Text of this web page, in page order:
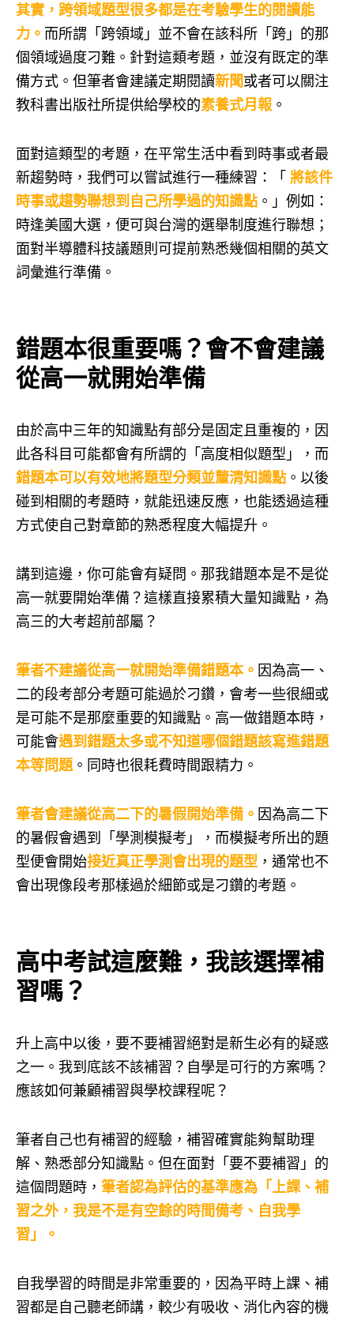
其實，跨領域題型很多都是在考驗學生的閱讀能
力。 而所謂「跨領域」並不會在該科所「跨」的那
個領域過度刁難。針對這類考題，並沒有既定的準
備方式。但筆者會建議定期閱讀新聞或者可以關注
教科書出版社所提供給學校的素養式月報 。
面對這類型的考題，在平常生活中看到時事或者最
新趨勢時，我們可以嘗試進行一種練習：「 將該件
時事或趨勢聯想到自己所學過的知識點。」例如：
時逢美國大選，便可與台灣的選舉制度進行聯想；
面對半導體科技議題則可提前熟悉幾個相關的英文
詞彙進行準備。
錯題本很重要嗎？會不會建議
從高一就開始準備
由於高中三年的知識點有部分是固定且重複的，因
此各科目可能都會有所謂的「高度相似題型」，而
錯題本可以有效地將題型分類並釐清知識點。以後
碰到相關的考題時，就能迅速反應，也能透過這種
方式使自己對章節的熟悉程度大幅提升。
講到這邊，你可能會有疑問。那我錯題本是不是從
高一就要開始準備？這樣直接累積大量知識點，為
高三的大考超前部屬？
筆者不建議從高一就開始準備錯題本。 因為高一、
二的段考部分考題可能過於刁鑽，會考一些很細或
是可能不是那麼重要的知識點。高一做錯題本時，
可能會遇到錯題太多或不知道哪個錯題該寫進錯題
本等問題 。同時也很耗費時間跟精力。
筆者會建議從高二下的暑假開始準備。 因為高二下
的暑假會遇到「學測模擬考」，而模擬考所出的題
型便會開始接近真正學測會出現的題型 ，通常也不
會出現像段考那樣過於細節或是刁鑽的考題。
高中考試這麼難，我該選擇補
習嗎？
升上高中以後，要不要補習絕對是新生必有的疑惑
之一。我到底該不該補習？自學是可行的方案嗎？
應該如何兼顧補習與學校課程呢？
筆者自己也有補習的經驗，補習確實能夠幫助理
解、熟悉部分知識點。但在面對「要不要補習」的
這個問題時， 筆者認為評估的基準應為「上課、補
習之外，我是不是有空餘的時間備考、自我學
習」。
自我學習的時間是非常重要的，因為平時上課、補
習都是自己聽老師講，較少有吸收、消化內容的機